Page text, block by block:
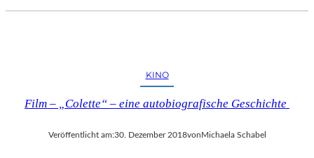
KINO
Film – „Colette“ – eine autobiografische Geschichte
Veröffentlicht am:30. Dezember 2018vonMichaela Schabel